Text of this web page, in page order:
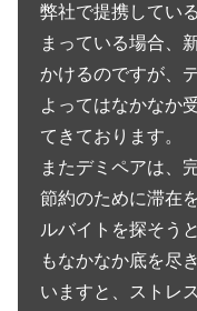
弊社で提携してい
まっている場合、
かけるのですが、
よってはなかなか
てきております。
またデミペアは、
節約のために滞在
ルバイトを探そう
もなかなか底を尽
いますと、ストレ